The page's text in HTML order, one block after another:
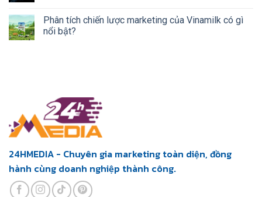
Phân tích chiến lược marketing của Vinamilk có gì
nổi bật?
24HMEDIA - Chuyên gia marketing toàn diện, đồng
hành cùng doanh nghiệp thành công.